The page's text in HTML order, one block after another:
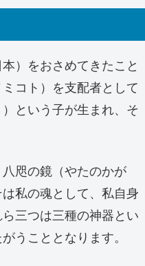
）をおさめてきたこと
コト）を支配者として
という子が生まれ、そ
咫の鏡（やたのかが
私の魂として、私自身
三つは三種の神器とい
うこととなります。